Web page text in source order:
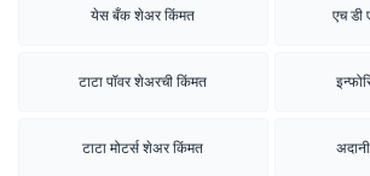
येस बँक शेअर किंमत एच डी
टाटा पॉवर शेअरची किंमत
टाटा मोटर्स शेअर किंमत